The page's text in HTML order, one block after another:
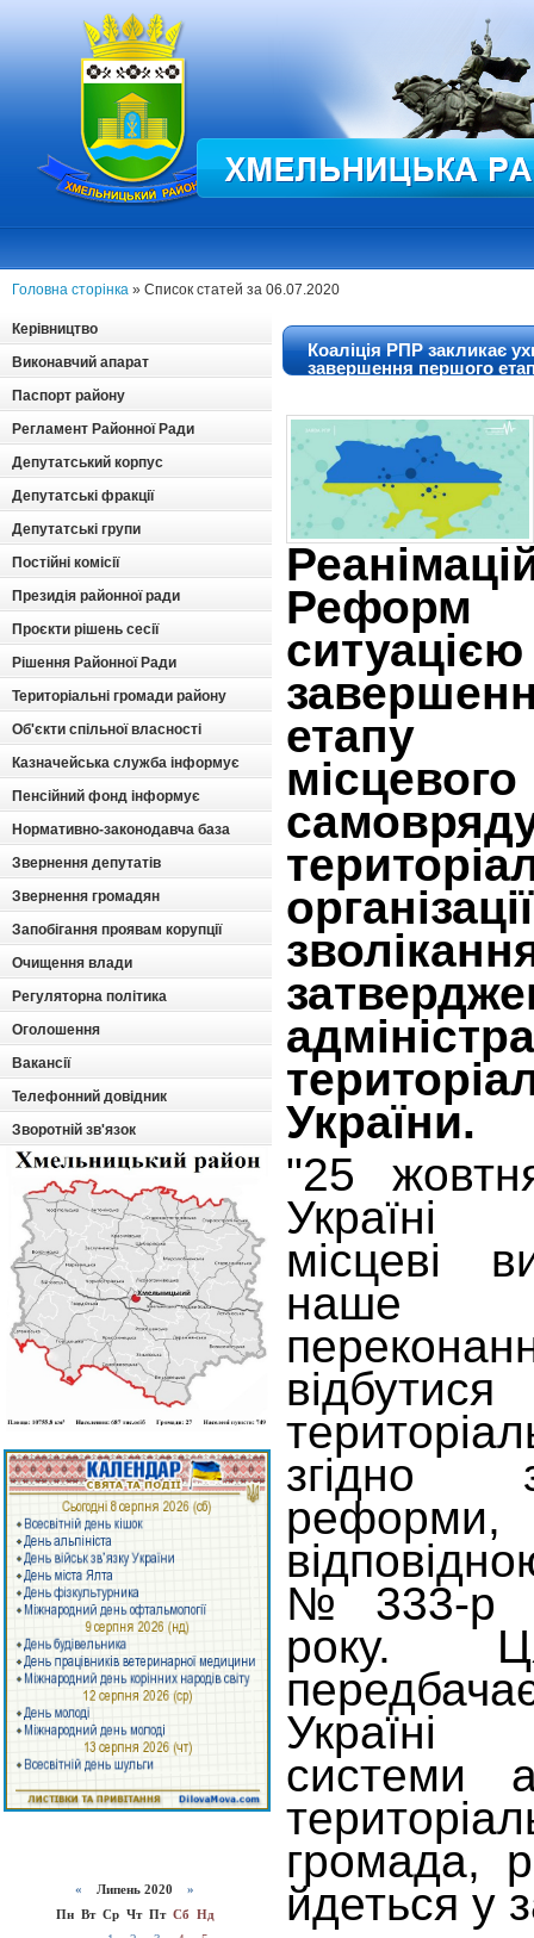
Головна сторінка » Список статей за 06.07.2020
Керівництво
Виконавчий апарат
Паспорт району
Регламент Районної Ради
Депутатський корпус
Депутатські фракції
Депутатські групи
Постійні комісії
Президія районної ради
Проєкти рішень сесії
Рішення Районної Ради
Територіальні громади району
Об'єкти спільної власності
Казначейська служба інформує
Пенсійний фонд інформує
Нормативно-законодавча база
Звернення депутатів
Звернення громадян
Запобігання проявам корупції
Очищення влади
Регуляторна політика
Оголошення
Вакансії
Телефонний довідник
Зворотній зв'язок
« Липень 2020 »
Пн Вт Ср Чт Пт Сб Нд
Коаліція РПР закликає
завершення першого
Реформ
місцевого
України.
"25
Україні
місцеві
наше
згідно
№ 333-р
року.
Україні
системи
громада,
йдеться у